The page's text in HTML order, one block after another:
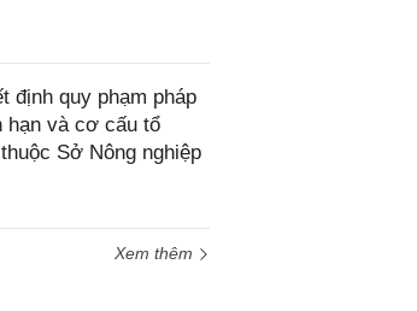
định quy phạm pháp
hạn và cơ cấu tổ
Sở Nông nghiệp
Xem thêm